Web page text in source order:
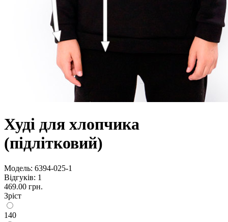
Худі для хлопчика
(підлітковий)
Модель: 6394-025-1
Відгуків: 1
469.00 грн.
Зріст
140